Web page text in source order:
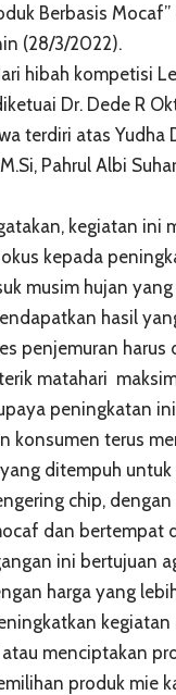
Berbasis
(28/3/2022).
hibah kompetisi
Dr. Dede R
terdiri atas Yudha
M.Si, Pahrul Albi
kegiatan
kepada
musim hujan
hasil
penjemuran
matahari
peningkatan
konsumen terus
ditempuh
chip,
dan bertempat
ini bertujuan
harga yang
menciptakan
produk mie